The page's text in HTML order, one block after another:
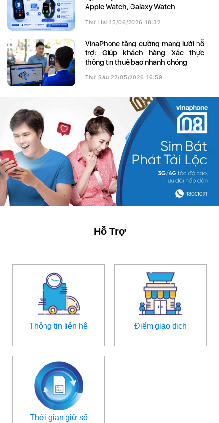
Apple Watch, Galaxy Watch
Thứ Hai 15/06/2026 18:32
VinaPhone tăng cường mạng lưới hỗ
trợ: Giúp khách hàng Xác thực
thông tin thuê bao nhanh chóng
Thứ Sáu 22/05/2026 16:59
Hỗ Trợ
Thông tin liên hệ Điểm giao dịch
Thời gian giữ số